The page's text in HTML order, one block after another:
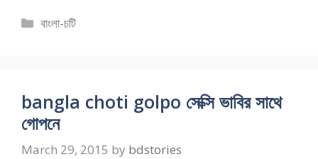
Categories
বাংলা-চটি
bangla choti golpo সেক্সি ভাবির সাথে
গোপনে
March 29, 2015 by bdstories